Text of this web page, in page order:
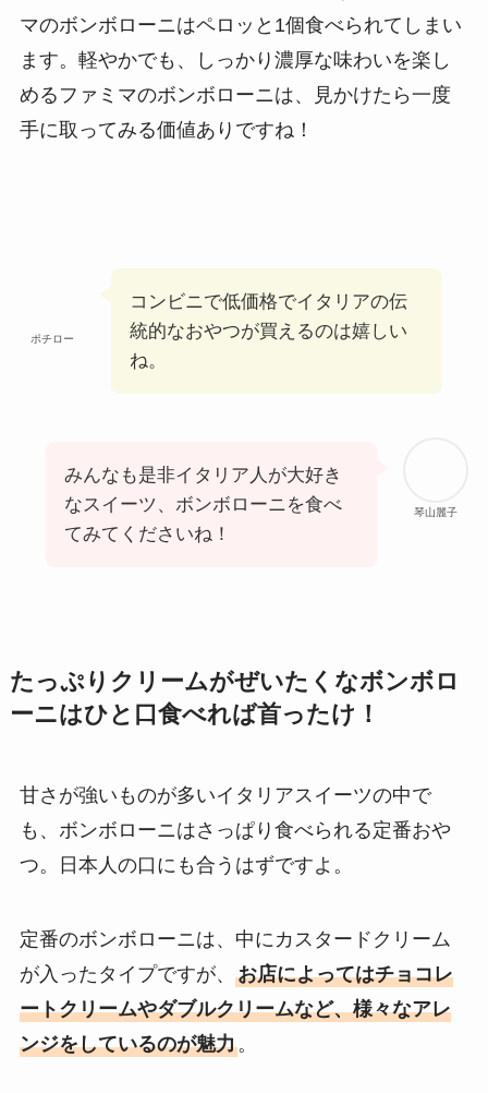
マのボンボローニはペロッと1個食べられてしまい
ます。軽やかでも、しっかり濃厚な味わいを楽し
めるファミマのボンボローニは、見かけたら一度
手に取ってみる価値ありですね！
ポチロー
コンビニで低価格でイタリアの伝
統的なおやつが買えるのは嬉しい
ね。
琴山麗子
みんなも是非イタリア人が大好き
なスイーツ、ボンボローニを食べ
てみてくださいね！
たっぷりクリームがぜいたくなボンボロ
ーニはひと口食べれば首ったけ！
甘さが強いものが多いイタリアスイーツの中で
も、ボンボローニはさっぱり食べられる定番おや
つ。日本人の口にも合うはずですよ。
定番のボンボローニは、中にカスタードクリーム
が入ったタイプですが、 お店によってはチョコレ
ートクリームやダブルクリームなど、様々なアレ
ンジをしているのが魅力。